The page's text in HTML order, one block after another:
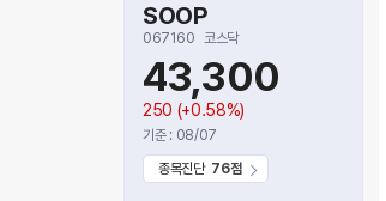
SOOP
067160 코스닥
43,300
250 (+0.58%)
기준 : 08/07
종목진단 76점
8/4. 적정주가가 98,900